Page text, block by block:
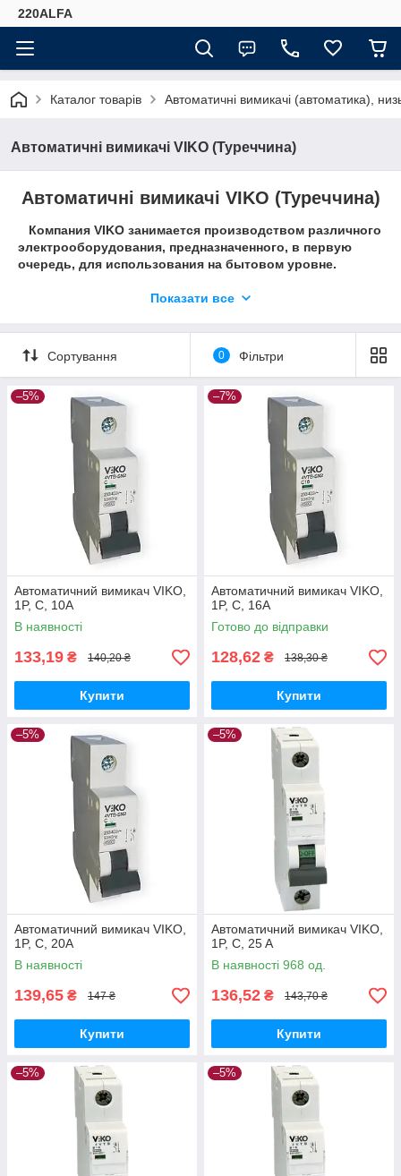
220ALFA
Каталог товарів Автоматичні вимикачі (автоматика),
Автоматичні вимикачі VIKO (Туреччина)
Автоматичні вимикачі VIKO (Туреччина)
Компания VIKO занимается производством различного
электрооборудования, предназначенного, в первую
очередь, для использования на бытовом уровне.
и автоматические выключатели) VIKO пользуются
является исключением. Характерной особенностью
данной компании является соблюдение всех
международных стандартов безопасности – розетки,
выключатели VIKO полностью соответствуют
европейским, и, тем более, украинским нормативам для
подобных изделий.
Основные преимущества автоматических
выключателей VIKO:
Зручна система маркування ліній, яка дозволяє з
легкістю визначати безпосередньо з панелі
запобіжника, на якій лінії є проблема.
Автоматичні вимикачі також оснащені широким
спектром аксесуарів, які, завдяки можливості
монтажу без шурупів і болтів полегшують роботи
фахівця з монтажу і забезпечують всі потреби
споживача.
Показати все
Сортування 0 Фільтри
–5%
Автоматичний вимикач VIKO,
1P, C, 10A
В наявності
133,19 ₴ 140,20 ₴
Купити
–7%
Автоматичний вимикач VIKO,
1P, C, 16A
Готово до відправки
128,62 ₴ 138,30 ₴
Купити
–5%
Автоматичний вимикач VIKO,
1P, C, 20A
В наявності
139,65 ₴ 147 ₴
Купити
–5%
Автоматичний вимикач VIKO,
1P, C, 25 A
В наявності 968 од.
136,52 ₴ 143,70 ₴
Купити
–5% –5%